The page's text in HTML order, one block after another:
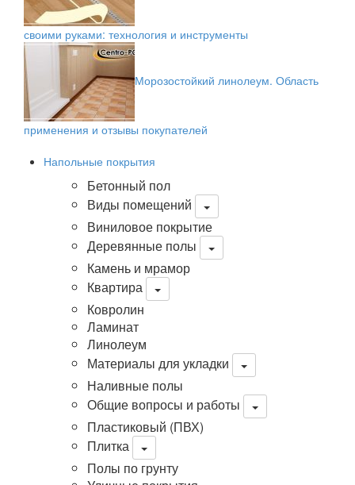
своими руками: технология и инструменты
Морозостойкий линолеум. Область
применения и отзывы покупателей
Напольные покрытия
Бетонный пол
Виды помещений
Виниловое покрытие
Деревянные полы
Камень и мрамор
Квартира
Ковролин
Ламинат
Линолеум
Материалы для укладки
Наливные полы
Общие вопросы и работы
Пластиковый (ПВХ)
Плитка
Полы по грунту